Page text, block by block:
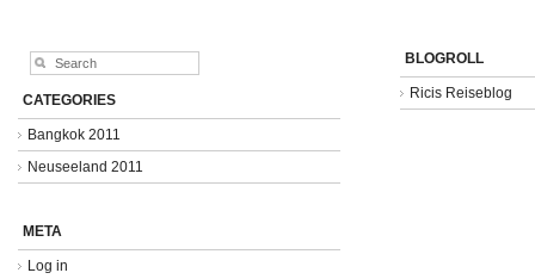
CATEGORIES
Bangkok 2011
Neuseeland 2011
META
Log in
BLOGROLL
Ricis Reiseblog